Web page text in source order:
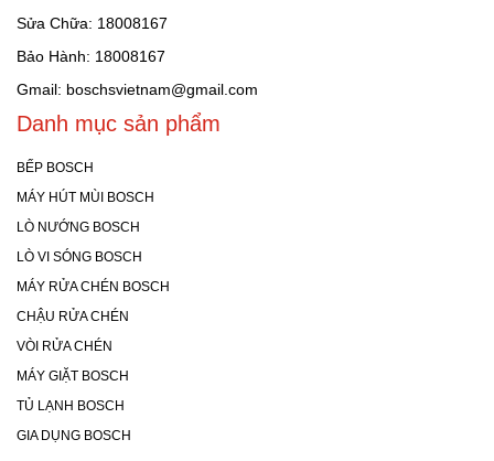
Sửa Chữa: 18008167
Bảo Hành: 18008167
Gmail: boschsvietnam@gmail.com
Danh mục sản phẩm
BẾP BOSCH
MÁY HÚT MÙI BOSCH
LÒ NƯỚNG BOSCH
LÒ VI SÓNG BOSCH
MÁY RỬA CHÉN BOSCH
CHẬU RỬA CHÉN
VÒI RỬA CHÉN
MÁY GIẶT BOSCH
TỦ LẠNH BOSCH
GIA DỤNG BOSCH